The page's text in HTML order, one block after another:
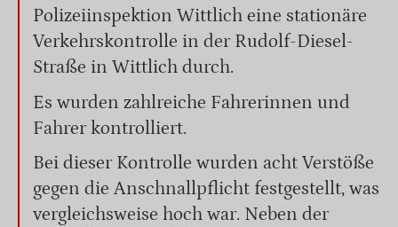
Polizeiinspektion Wittlich eine stationäre
Verkehrskontrolle in der Rudolf-Diesel-
Straße in Wittlich durch.
Es wurden zahlreiche Fahrerinnen und
Fahrer kontrolliert.
Bei dieser Kontrolle wurden acht Verstöße
gegen die Anschnallpflicht festgestellt, was
vergleichsweise hoch war. Neben der